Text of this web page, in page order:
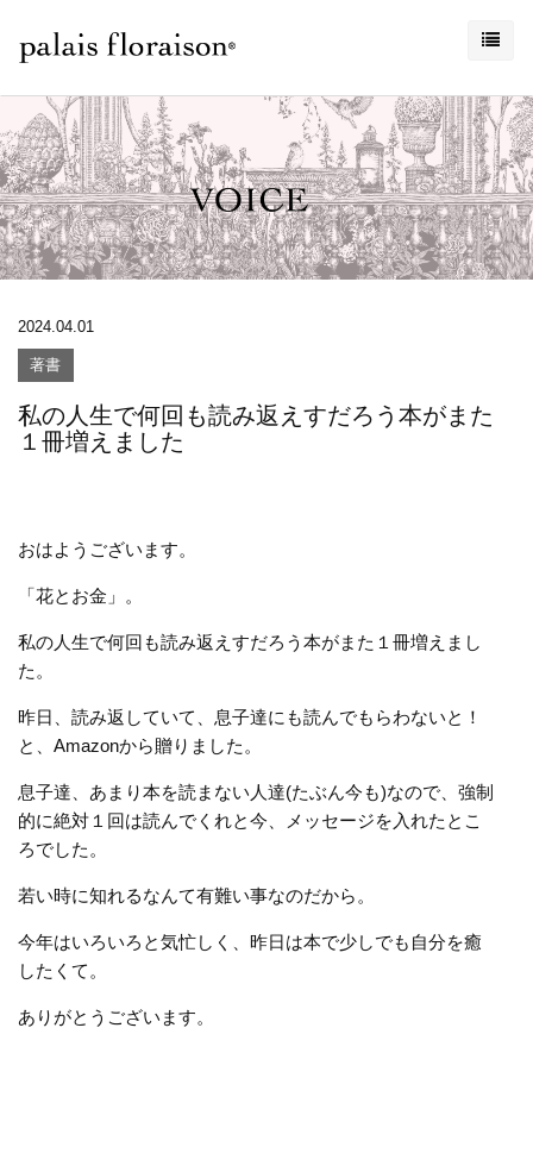
2024.04.01
著書
私の人生で何回も読み返えすだろう本がまた
１冊増えました
おはようございます。
「花とお金」。
私の人生で何回も読み返えすだろう本がまた１冊増えまし
た。
昨日、読み返していて、息子達にも読んでもらわないと！
と、Amazonから贈りました。
息子達、あまり本を読まない人達(たぶん今も)なので、強制
的に絶対１回は読んでくれと今、メッセージを入れたとこ
ろでした。
若い時に知れるなんて有難い事なのだから。
今年はいろいろと気忙しく、昨日は本で少しでも自分を癒
したくて。
ありがとうございます。